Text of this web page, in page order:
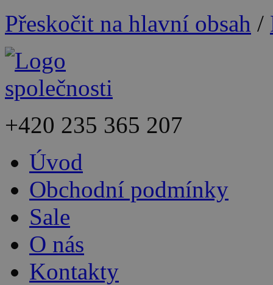
Přeskočit na hlavní obsah /
+420 235 365 207
Úvod
Obchodní podmínky
Sale
O nás
Kontakty